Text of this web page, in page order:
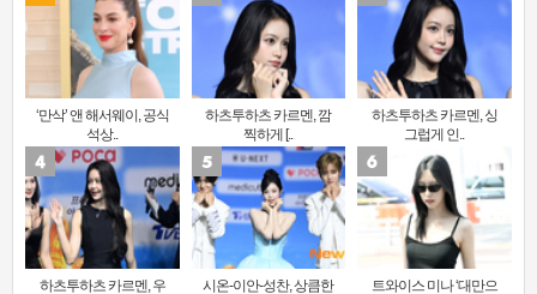
‘만삭’ 앤 해서웨이, 공식
석상..
하츠투하츠 카르멘, 깜
찍하게 [..
하츠투하츠 카르멘, 싱
그럽게 인..
하츠투하츠 카르멘, 우
시온-이안-성찬, 상큼한
트와이스 미나 ‘대만으